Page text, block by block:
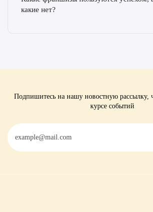
какие нет?
Подпишитесь на нашу новостную рассылку,
курсе событий